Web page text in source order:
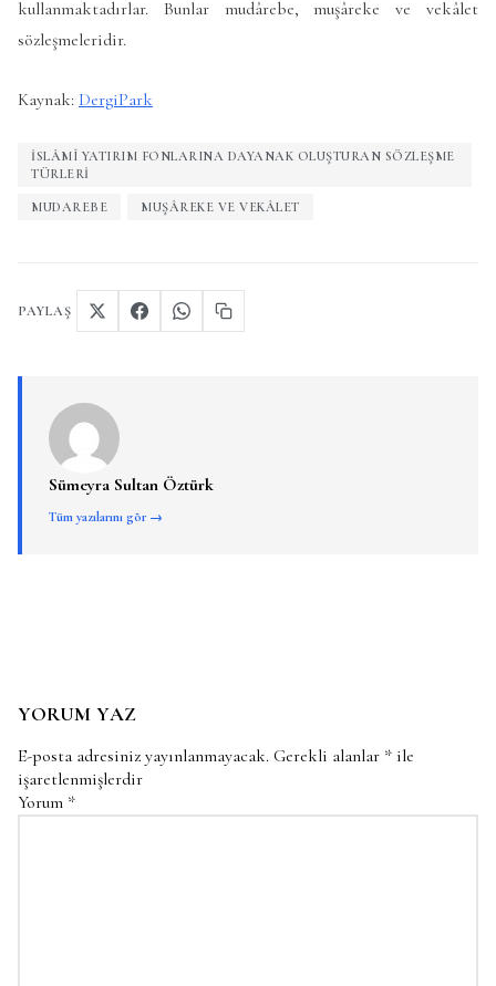
kullanmaktadırlar. Bunlar mudârebe, muşâreke ve vekâlet
sözleşmeleridir.
Kaynak: DergiPark
İSLÂMÎ YATIRIM FONLARINA DAYANAK OLUŞTURAN SÖZLEŞME
TÜRLERI
MUDAREBE MUŞÂREKE VE VEKÂLET
PAYLAŞ
Sümeyra Sultan Öztürk
Tüm yazılarını gör →
YORUM YAZ
E-posta adresiniz yayınlanmayacak. Gerekli alanlar * ile
işaretlenmişlerdir
Yorum *